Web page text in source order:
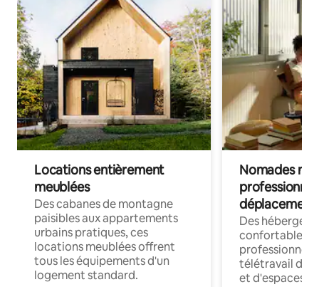
Locations entièrement
meublées
Des cabanes de montagne
paisibles aux appartements
urbains pratiques, ces
locations meublées offrent
tous les équipements d'un
logement standard.
Nomades
déplacement
Des
confortables
professionnels
télétravail
et d'espaces